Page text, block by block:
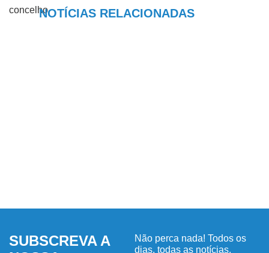
NOTÍCIAS RELACIONADAS
SUBSCREVA A
Não perca nada! Todos os
dias, todas as notícias.